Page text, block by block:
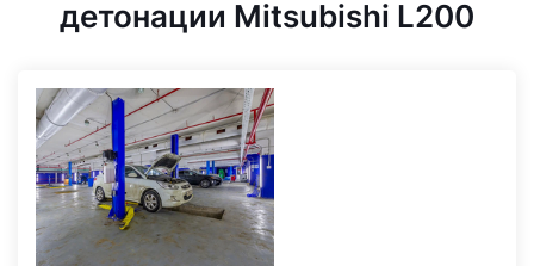
детонации Mitsubishi L200